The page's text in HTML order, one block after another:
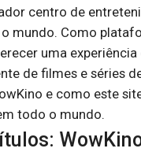
centro de
mundo. Como
uma
de filmes e séries
e como este
todo o mundo.